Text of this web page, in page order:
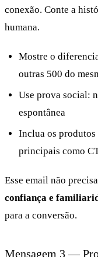
conexão. Conte a
humana.
Mostre o
outras 500 do
Use prova social:
espontânea
Inclua os
principais como
Esse email não
confiança e
para a conversão.
Mensagem 3 —